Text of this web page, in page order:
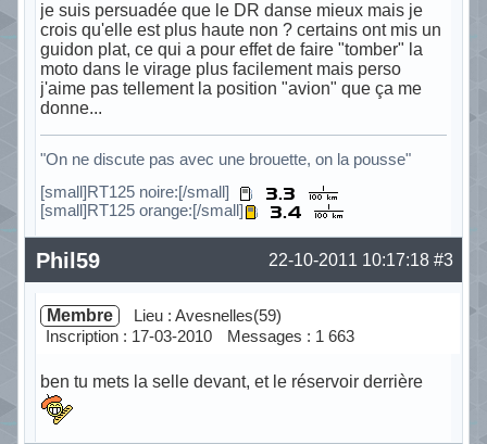
je suis persuadée que le DR danse mieux mais je
crois qu'elle est plus haute non ? certains ont mis un
guidon plat, ce qui a pour effet de faire "tomber" la
moto dans le virage plus facilement mais perso
j'aime pas tellement la position "avion" que ça me
donne...
"On ne discute pas avec une brouette, on la pousse"
[small]RT125 noire:[/small]
[small]RT125 orange:[/small]
Hors ligne #3
22-10-2011 10:17:18
Phil59
Membre
Lieu : Avesnelles(59)
Inscription : 17-03-2010
Messages : 1 663
ben tu mets la selle devant, et le réservoir derrière